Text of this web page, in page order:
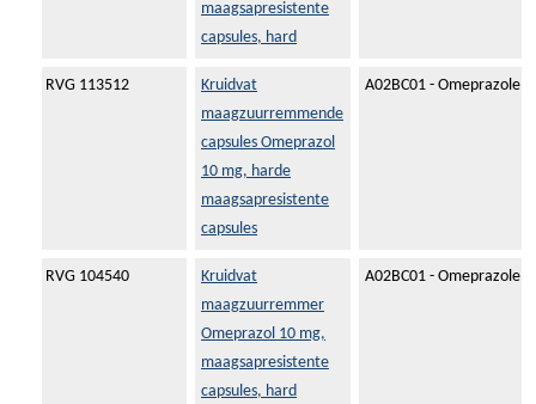
maagsapresistente
capsules, hard
RVG 113512
Kruidvat
maagzuurremmende
capsules Omeprazol
10 mg, harde
maagsapresistente
capsules
A02BC01 - Omeprazole
RVG 104540
Kruidvat
maagzuurremmer
Omeprazol 10 mg,
maagsapresistente
capsules, hard
A02BC01 - Omeprazole